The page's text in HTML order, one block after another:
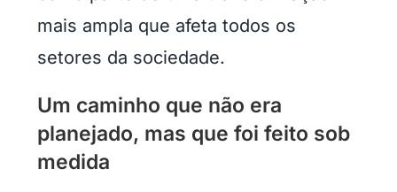
mais ampla que afeta todos os
setores da sociedade.
Um caminho que não era
planejado, mas que foi feito sob
medida